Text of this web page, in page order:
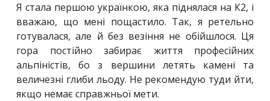
Я стала першою українкою, яка піднялася на К2, і
вважаю, що мені пощастило. Так, я ретельно
готувалася, але й без везіння не обійшлося. Ця
гора постійно забирає життя професійних
альпіністів, бо з вершини летять камені та
величезні глиби льоду. Не рекомендую туди йти,
якщо немає справжньої мети.